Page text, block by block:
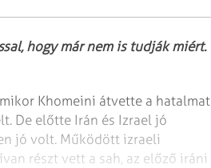
hogy már nem is tudják miért.
Khomeini átvette a hatalmat
De előtte Irán és Izrael jó
jó volt. Működött izraeli
részt vett a sah, az előző iráni